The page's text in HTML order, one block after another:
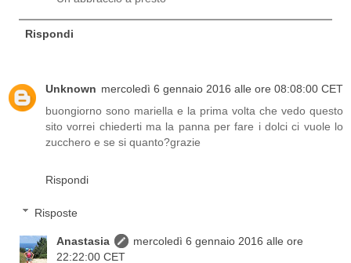
Rispondi
Unknown mercoledì 6 gennaio 2016 alle ore 08:08:00 CET
buongiorno sono mariella e la prima volta che vedo questo
sito vorrei chiederti ma la panna per fare i dolci ci vuole lo
zucchero e se si quanto?grazie
Rispondi
Risposte
Anastasia
mercoledì 6 gennaio 2016 alle ore
22:22:00 CET